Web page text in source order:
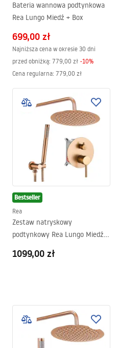
Bateria wannowa podtynkowa
Rea Lungo Miedź + Box
699,00 zł
Najniższa cena w okresie 30 dni
przed obniżką: 779,00 zł -10%
Cena regularna: 779,00 zł
Bestseller
Rea
Zestaw natryskowy
podtynkowy Rea Lungo Miedź
1099,00 zł